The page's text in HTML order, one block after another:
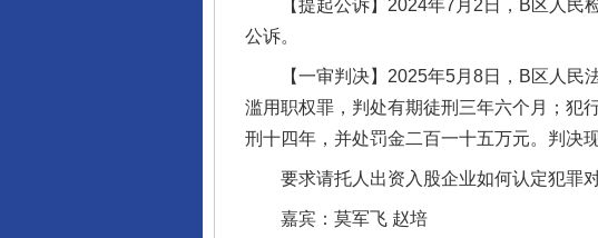
【提起公诉】2024年7月2日，B区人民检
公诉。
【一审判决】2025年5月8日，B区人民法
滥用职权罪，判处有期徒刑三年六个月；犯
刑十四年，并处罚金二百一十五万元。判决现
要求请托人出资入股企业如何认定犯罪
嘉宾：莫军飞 赵培